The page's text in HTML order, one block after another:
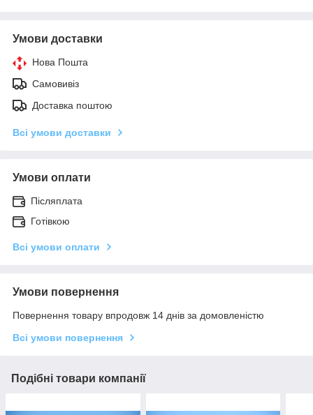
Умови доставки
Нова Пошта
Самовивіз
Доставка поштою
Всі умови доставки
Умови оплати
Післяплата
Готівкою
Всі умови оплати
Умови повернення
Повернення товару впродовж 14 днів за домовленістю
Всі умови повернення
Подібні товари компанії